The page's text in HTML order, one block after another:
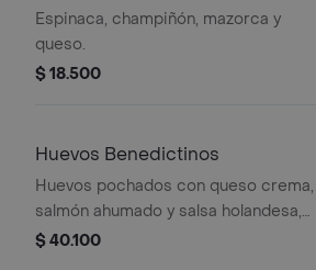
Espinaca, champiñón, mazorca y
queso.
$ 18.500
Huevos Benedictinos
Huevos pochados con queso crema,
salmón ahumado y salsa holandesa,
servidos sobre la base de tu elección:
$ 40.100